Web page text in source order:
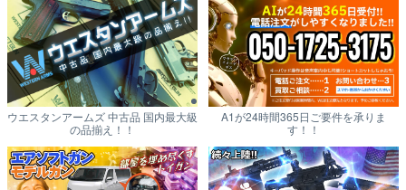
ウエスタンアームズ 中古品 国内最大級
の品揃え！！
A1が24時間365日ご要件を承りま
す！！